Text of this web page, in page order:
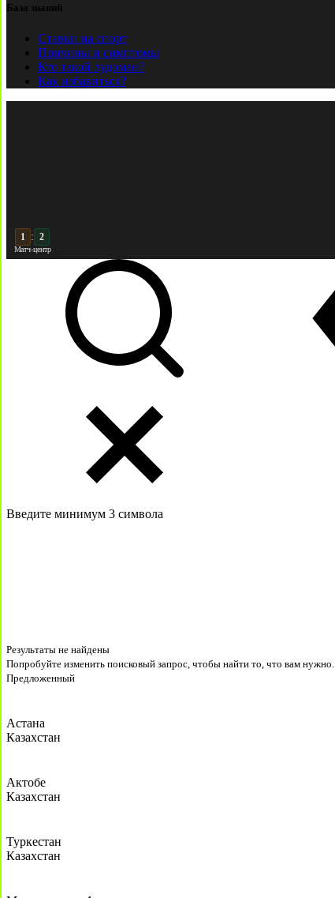
База знаний
Ставки на спорт
Причины и симптомы
Кто такой лудоман?
Как избавиться?
2 : 2
Матч-центр
Введите минимум 3 символа
Результаты не найдены
Попробуйте изменить поисковый запрос, чтобы найти то, что вам нужно.
Предложенный
Астана
Казахстан
Актобе
Казахстан
Туркестан
Казахстан